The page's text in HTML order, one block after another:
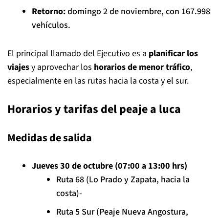
Retorno:domingo 2 de noviembre, con 167.998
vehículos.
El principal llamado del Ejecutivo es a planificar los
viajesy aprovechar los horarios de menor tráfico,
especialmente en las rutas hacia la costa y el sur.
Horarios y tarifas del peaje a luca
Medidas de salida
Jueves 30 de octubre (07:00 a 13:00 hrs)
Ruta 68 (Lo Prado y Zapata, hacia la
costa)-
Ruta 5 Sur (Peaje Nueva Angostura,